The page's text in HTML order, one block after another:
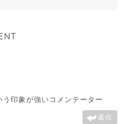
印象が強いコメンテーター
返信